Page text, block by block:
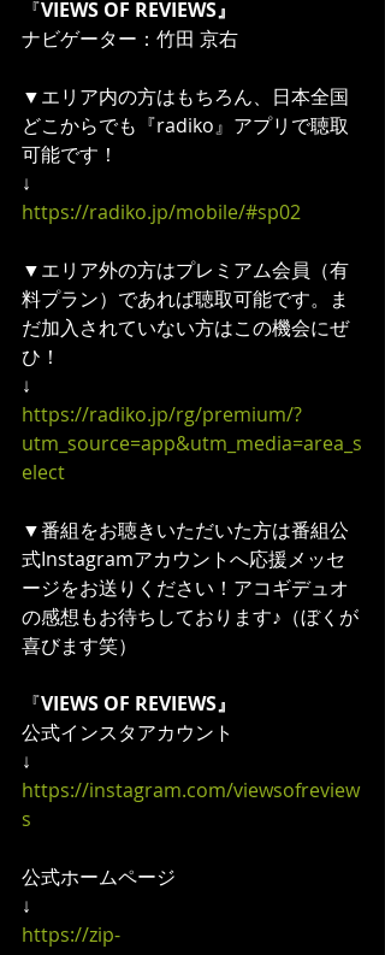
『VIEWS OF REVIEWS』
ナビゲーター：竹田 京右
▼エリア内の方はもちろん、日本全国
どこからでも『radiko』アプリで聴取
可能です！
↓
https://radiko.jp/mobile/#sp02
▼エリア外の方はプレミアム会員（有
料プラン）であれば聴取可能です。ま
だ加入されていない方はこの機会にぜ
ひ！
↓
https://radiko.jp/rg/premium/?
utm_source=app&utm_media=area_s
elect
▼番組をお聴きいただいた方は番組公
式Instagramアカウントへ応援メッセ
ージをお送りください！アコギデュオ
の感想もお待ちしております♪（ぼくが
喜びます笑）
『VIEWS OF REVIEWS』
公式インスタアカウント
↓
https://instagram.com/viewsofreview
s
公式ホームページ
↓
https://zip-